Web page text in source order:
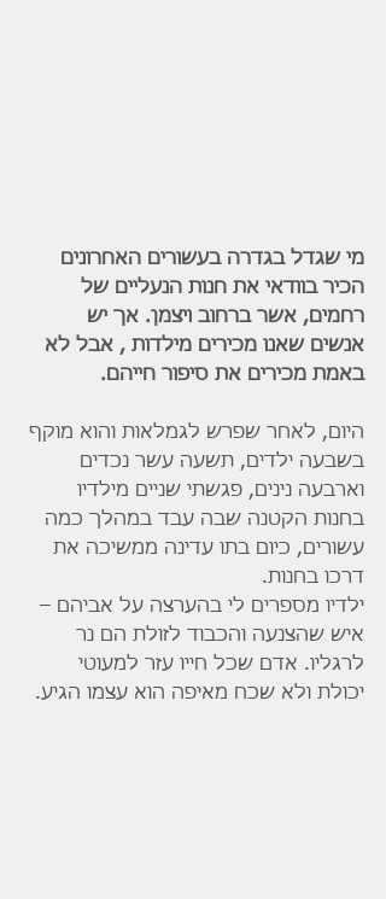
מי שגדל בגדרה בעשורים האחרונים
הכיר בוודאי את חנות הנעליים של
רחמים, אשר ברחוב ויצמן. אך יש
אנשים שאנו מכירים מילדות , אבל לא
באמת מכירים את סיפור חייהם.
היום, לאחר שפרש לגמלאות והוא מוקף
בשבעה ילדים, תשעה עשר נכדים
וארבעה נינים, פגשתי שניים מילדיו
בחנות הקטנה שבה עבד במהלך כמה
עשורים, כיום בתו עדינה ממשיכה את
דרכו בחנות.
ילדיו מספרים לי בהערצה על אביהם –
איש שהצנעה והכבוד לזולת הם נר
לרגליו. אדם שכל חייו עזר למעוטי
יכולת ולא שכח מאיפה הוא עצמו הגיע.